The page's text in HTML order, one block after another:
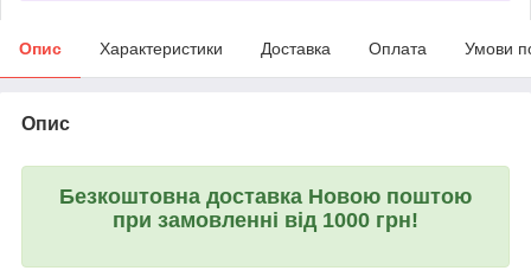
Опис Характеристики Доставка Оплата Умови
Опис
Безкоштовна доставка Новою поштою
при замовленні від 1000 грн!